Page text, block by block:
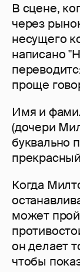
В сцене,
через
несущего
написано
проще
Имя и
(дочери
буквально
Когда
может
он делает
чтобы